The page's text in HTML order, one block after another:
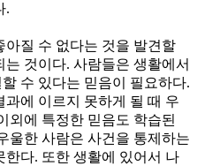
.
아질 수 없다는 것을 발견할
것이다. 사람들은 생활에서
수 있다는 믿음이 필요하다.
에 이르지 못하게 될 때 우
외에 특정한 믿음도 학습된
울한 사람은 사건을 통제하는
다. 또한 생활에 있어서 나